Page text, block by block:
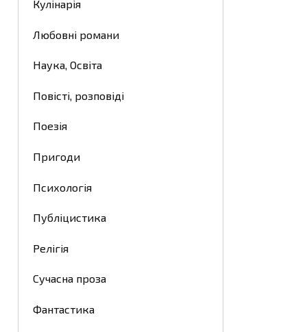
Кулінарія
Любовні романи
Наука, Освіта
Повісті, розповіді
Поезія
Пригоди
Психологія
Публіцистика
Релігія
Сучасна проза
Фантастика